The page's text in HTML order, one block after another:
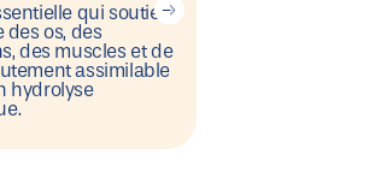
qui soutient
des os, des
des muscles et de
assimilable
hydrolyse